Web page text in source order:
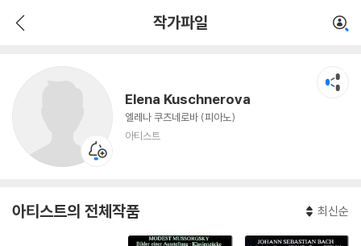
작가파일
Elena Kuschnerova
엘레나 쿠츠네로바 (피아노)
아티스트
아티스트의 전체작품 최신순